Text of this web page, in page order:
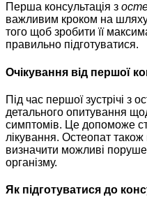
Перша консультація з
важливим кроком на
того щоб зробити її
правильно підготуватися.
Очікування від першої
Під час першої зустрічі з
детального опитування
симптомів. Це допоможе
лікування. Остеопат
визначити можливі
організму.
Як підготуватися до